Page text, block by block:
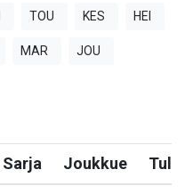
TOU KES HEI
MAR JOU
Sarja Joukkue